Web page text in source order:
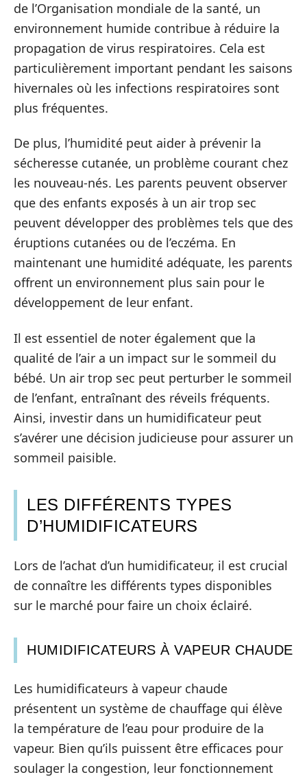
de l’Organisation mondiale de la santé, un
environnement humide contribue à réduire la
propagation de virus respiratoires. Cela est
particulièrement important pendant les saisons
hivernales où les infections respiratoires sont
plus fréquentes.
De plus, l’humidité peut aider à prévenir la
sécheresse cutanée, un problème courant chez
les nouveau-nés. Les parents peuvent observer
que des enfants exposés à un air trop sec
peuvent développer des problèmes tels que des
éruptions cutanées ou de l’eczéma. En
maintenant une humidité adéquate, les parents
offrent un environnement plus sain pour le
développement de leur enfant.
Il est essentiel de noter également que la
qualité de l’air a un impact sur le sommeil du
bébé. Un air trop sec peut perturber le sommeil
de l’enfant, entraînant des réveils fréquents.
Ainsi, investir dans un humidificateur peut
s’avérer une décision judicieuse pour assurer un
sommeil paisible.
LES DIFFÉRENTS TYPES
D’HUMIDIFICATEURS
Lors de l’achat d’un humidificateur, il est crucial
de connaître les différents types disponibles
sur le marché pour faire un choix éclairé.
HUMIDIFICATEURS À VAPEUR CHAUDE
Les humidificateurs à vapeur chaude
présentent un système de chauffage qui élève
la température de l’eau pour produire de la
vapeur. Bien qu’ils puissent être efficaces pour
soulager la congestion, leur fonctionnement